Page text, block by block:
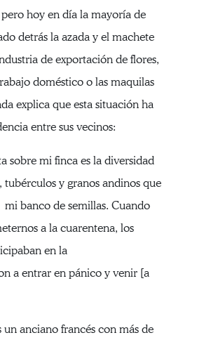
hoy en día la mayoría de
detrás la azada y el machete
de exportación de flores,
doméstico o las maquilas
explica que esta situación ha
entre sus vecinos:
sobre mi finca es la diversidad
tubérculos y granos andinos que
banco de semillas. Cuando
a la cuarentena, los
en la
a entrar en pánico y venir [a
un anciano francés con más de